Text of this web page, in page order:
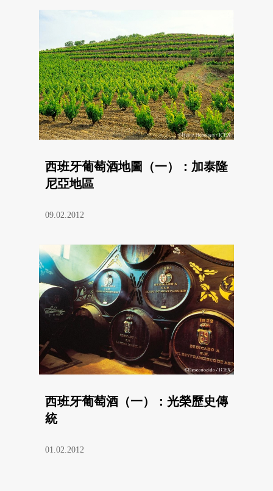
西班牙葡萄酒地圖（一）：加泰隆
尼亞地區
09.02.2012
西班牙葡萄酒（一）：光榮歷史傳
統
01.02.2012